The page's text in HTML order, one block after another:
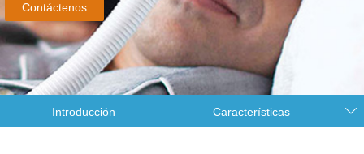
Contáctenos
Introducción Características